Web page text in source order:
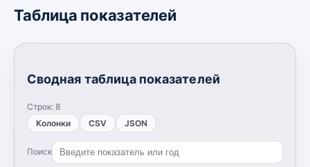
Таблица показателей
Сводная таблица показателей
Строк: 8
Колонки
CSV JSON
Поиск